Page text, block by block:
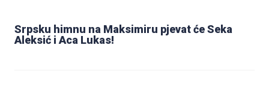
Srpsku himnu na Maksimiru pjevat će Seka
Aleksić i Aca Lukas!